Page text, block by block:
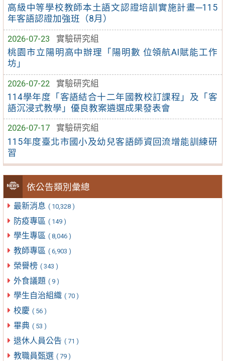
高級中等學校教師本土語文認證培訓實施計畫─115
年客語認證加強班（8月）
2026-07-23
實驗研究組
桃園市立陽明高中辦理「陽明數 位領航AI賦能工作
坊」
2026-07-22
實驗研究組
114學年度「客語結合十二年國教校訂課程」及「客
語沉浸式教學」優良教案遴選成果發表會
2026-07-17
實驗研究組
115年度臺北市國小及幼兒客語師資回流增能訓練研
習
依公告類別彙總
最新消息 ( 10,328 )
防疫專區 ( 149 )
學生專區 ( 8,046 )
教師專區 ( 6,903 )
榮譽榜 ( 343 )
外食議題 ( 9 )
學生自治組織 ( 70 )
校慶 ( 56 )
畢典 ( 53 )
退休人員公告 ( 71 )
教職員甄選 ( 79 )